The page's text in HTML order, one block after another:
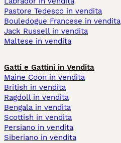
Pastore Tedesco in vendita
Bouledogue Francese in vendita
Jack Russell in vendita
Maltese in vendita
Gatti e Gattini in Vendita
Maine Coon in vendita
British in vendita
Ragdoll in vendita
Bengala in vendita
Scottish in vendita
Persiano in vendita
Siberiano in vendita